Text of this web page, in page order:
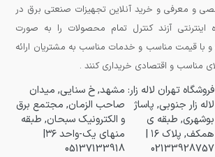
و معرفی و خرید آنلاین تجهیزات صنعتی برق در
اینترنتی آزند کنترل تمام محصولات را به صورت
قیمت مناسب و خدمات مناسب به مشتریان ارائه
مناسب و اقتصادی خریداری کنند .
فروشگاه تهران لاله زار:
لاله زار جنوبی, پاساژ
بوشهری, طبقه ی
همکف, پلاک ۱۶ |
02133928757
مشهد, خ سنایی, میدان
صاحب الزمان, مجتمع برق
و الکترونیک سبحان, طبقه
منهای یک-واحد ۳۶|
05137133918